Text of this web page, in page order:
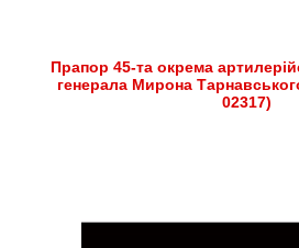
Прапор 45-та окрема
генерала Мирона
02317)